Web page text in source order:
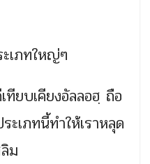
เภทใหญ่ๆ
ยบเคียงอัลลอฮฺ ถือ
เภทนี้ทำให้เราหลุด
ม